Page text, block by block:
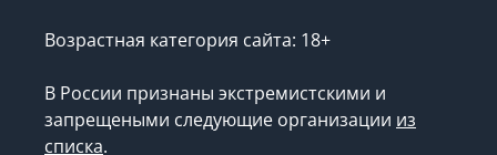
Возрастная категория сайта: 18+
В России признаны экстремистскими и
запрещеными следующие организации из
списка.